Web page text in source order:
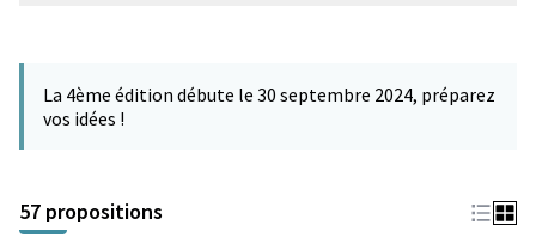
La 4ème édition débute le 30 septembre 2024, préparez
vos idées !
57 propositions